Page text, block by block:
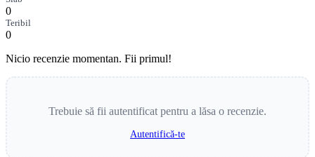
0
Teribil
0
Nicio recenzie momentan. Fii primul!
Trebuie să fii autentificat pentru a lăsa o recenzie.
Autentifică-te